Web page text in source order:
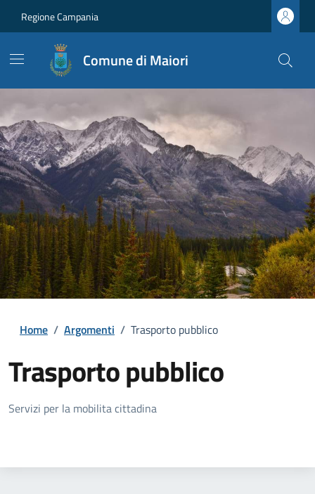
Regione Campania
Comune di Maiori
Home / Argomenti / Trasporto pubblico
Trasporto pubblico
Dettagli della notizia
Servizi per la mobilita cittadina